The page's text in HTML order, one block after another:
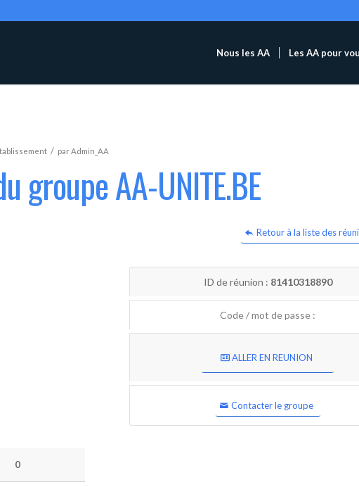
Nous les AA Les AA pour
/ parAdmin_AA
groupe AA-UNITE.BE
Retour à la liste des
0
ID de réunion : 81410318890
Code / mot de passe :
ALLER EN REUNION
Contacter le groupe